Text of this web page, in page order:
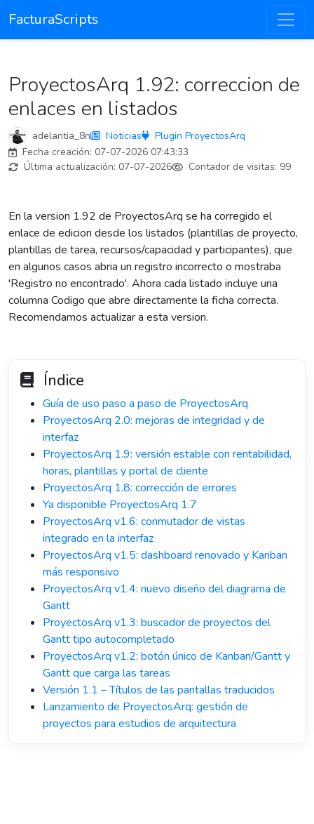
FacturaScripts
ProyectosArq 1.92: correccion de
enlaces en listados
adelantia_8n Noticias
Plugin ProyectosArq
Fecha creación: 07-07-2026 07:43:33
Última actualización: 07-07-2026 Contador de visitas: 99
En la version 1.92 de ProyectosArq se ha corregido el
enlace de edicion desde los listados (plantillas de proyecto,
plantillas de tarea, recursos/capacidad y participantes), que
en algunos casos abria un registro incorrecto o mostraba
'Registro no encontrado'. Ahora cada listado incluye una
columna Codigo que abre directamente la ficha correcta.
Recomendamos actualizar a esta version.
Índice
Guía de uso paso a paso de ProyectosArq
ProyectosArq 2.0: mejoras de integridad y de
interfaz
ProyectosArq 1.9: versión estable con rentabilidad,
horas, plantillas y portal de cliente
ProyectosArq 1.8: corrección de errores
Ya disponible ProyectosArq 1.7
ProyectosArq v1.6: conmutador de vistas
integrado en la interfaz
ProyectosArq v1.5: dashboard renovado y Kanban
más responsivo
ProyectosArq v1.4: nuevo diseño del diagrama de
Gantt
ProyectosArq v1.3: buscador de proyectos del
Gantt tipo autocompletado
ProyectosArq v1.2: botón único de Kanban/Gantt y
Gantt que carga las tareas
Versión 1.1 – Títulos de las pantallas traducidos
Lanzamiento de ProyectosArq: gestión de
proyectos para estudios de arquitectura